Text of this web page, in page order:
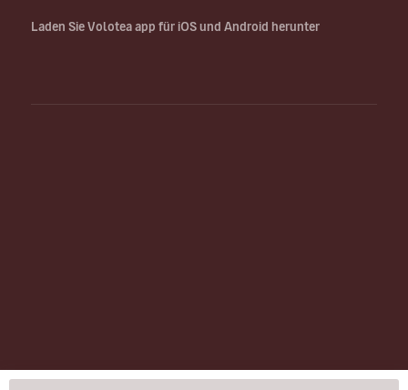
Laden Sie Volotea app für iOS und Android herunter